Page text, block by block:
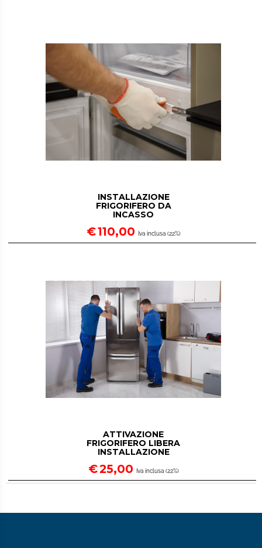
INSTALLAZIONE
FRIGORIFERO DA
INCASSO
€110,00 Iva inclusa (22%)
ATTIVAZIONE
FRIGORIFERO LIBERA
INSTALLAZIONE
€25,00 Iva inclusa (22%)